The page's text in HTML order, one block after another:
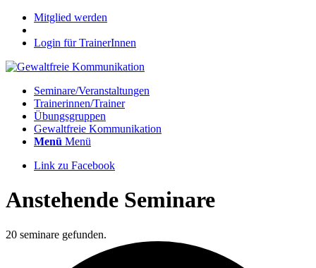
Mitglied werden
Login für TrainerInnen
Seminare/Veranstaltungen
Trainerinnen/Trainer
Übungsgruppen
Gewaltfreie Kommunikation
Menü Menü
Link zu Facebook
Anstehende Seminare
20 seminare gefunden.